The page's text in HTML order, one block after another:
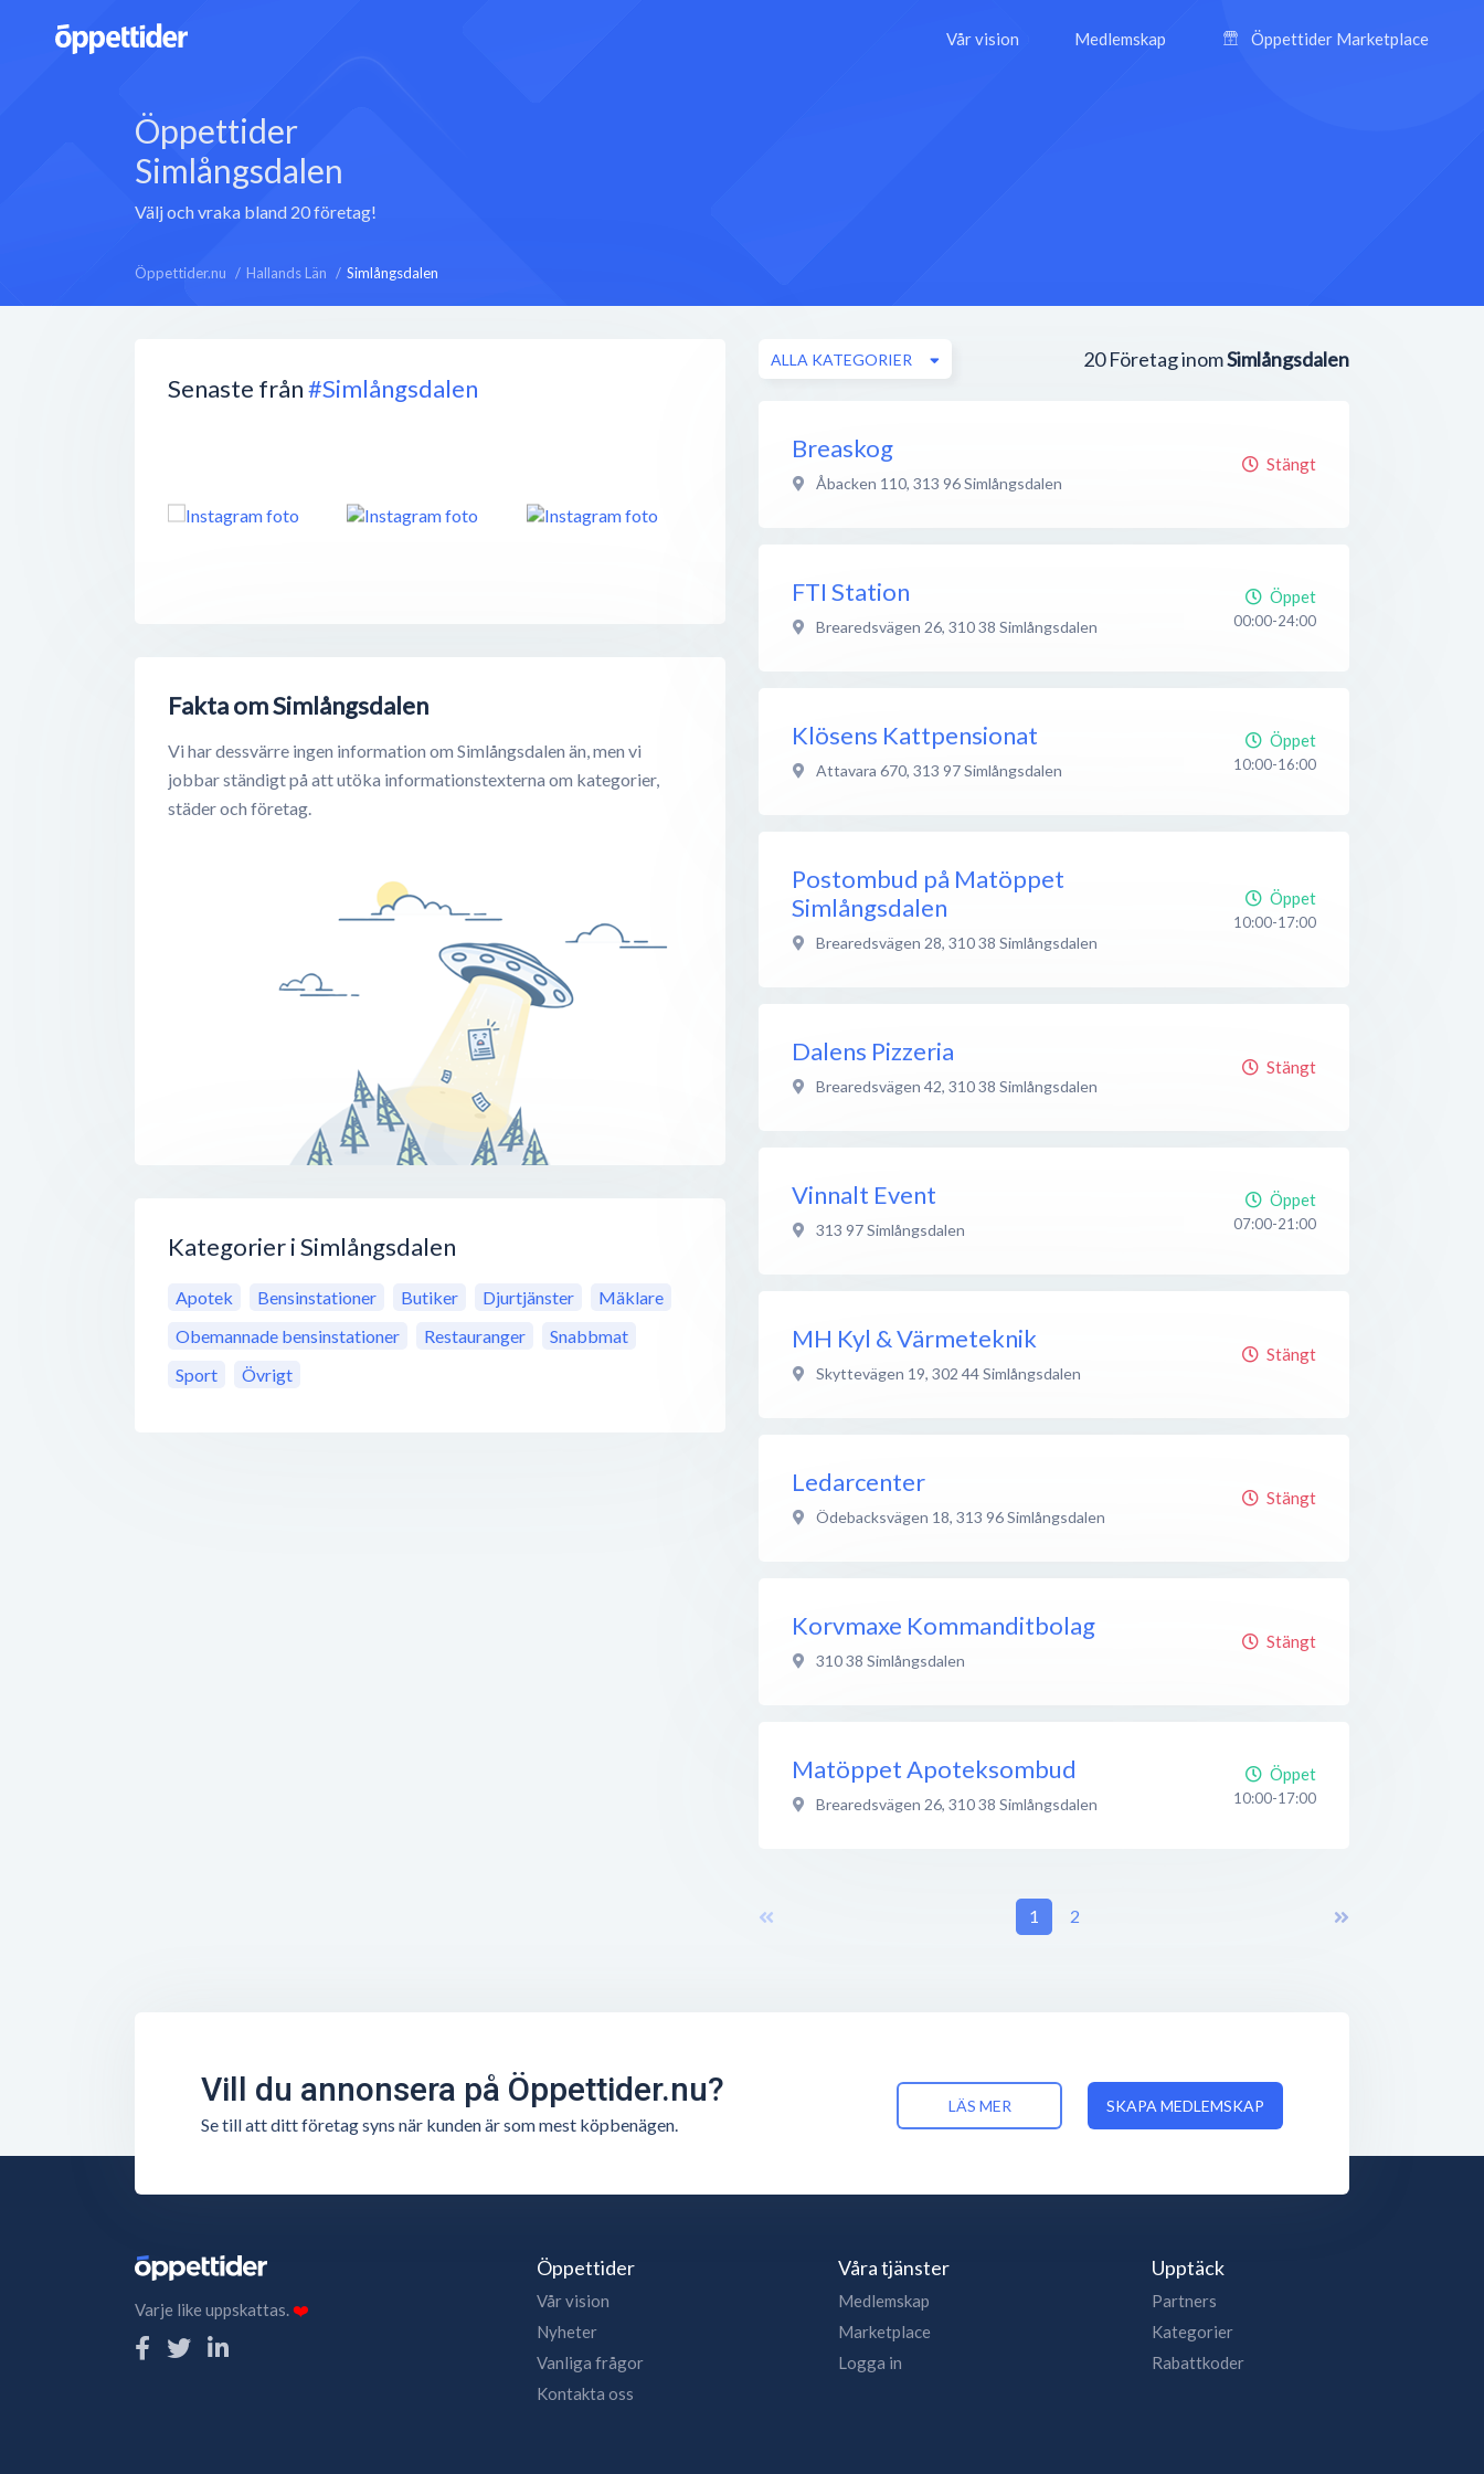
Vår vision Medlemskap Öppettider Marketplace
Öppettider
Simlångsdalen
Välj och vraka bland 20 företag!
Öppettider.nu Hallands Län Simlångsdalen
Senaste från#Simlångsdalen
Fakta om Simlångsdalen
Vi har dessvärre ingen information om Simlångsdalen än, men vi
jobbar ständigt på att utöka informationstexterna om kategorier,
städer och företag.
Kategorier i Simlångsdalen
Apotek Bensinstationer Butiker Djurtjänster
Mäklare
Obemannade bensinstationer
Restauranger
Snabbmat
Sport
Övrigt
20 Företag inomSimlångsdalen
ALLA KATEGORIER
Breaskog
Åbacken 110, 313 96Simlångsdalen
Stängt
FTI Station
Brearedsvägen 26, 310 38 Simlångsdalen
Öppet
00:00-24:00
Klösens Kattpensionat
Attavara 670, 313 97Simlångsdalen
Öppet
10:00-16:00
Postombud på Matöppet
Simlångsdalen
Brearedsvägen 28, 310 38 Simlångsdalen
Öppet
10:00-17:00
Dalens Pizzeria
Brearedsvägen 42, 310 38 Simlångsdalen
Stängt
Vinnalt Event
313 97Simlångsdalen
Öppet
07:00-21:00
MH Kyl & Värmeteknik
Skyttevägen 19, 302 44Simlångsdalen
Stängt
Ledarcenter
Ödebacksvägen 18, 313 96Simlångsdalen
Stängt
Korvmaxe Kommanditbolag
310 38 Simlångsdalen
Stängt
Matöppet Apoteksombud
Brearedsvägen 26, 310 38 Simlångsdalen
Öppet
10:00-17:00
1 2
Vill du annonsera på Öppettider.nu?
Se till att ditt företag syns när kunden är som mest köpbenägen.
LÄS MER SKAPA MEDLEMSKAP
Varje like uppskattas.❤️
Öppettider
Vår vision
Nyheter
Vanliga frågor
Kontakta oss
Våra tjänster
Medlemskap
Marketplace
Logga in
Upptäck
Partners
Kategorier
Rabattkoder